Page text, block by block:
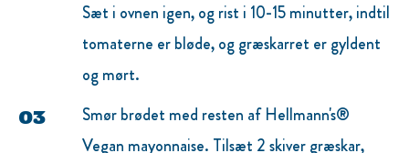
Sæt i ovnen igen, og rist i 10-15 minutter, indtil
tomaterne er bløde, og græskarret er gyldent
og mørt.
Smør brødet med resten af Hellmann's®
Vegan mayonnaise. Tilsæt 2 skiver græskar,